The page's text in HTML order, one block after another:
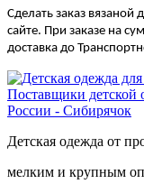
Сделать заказ
сайте. При заказе на
доставка до
Детская одежда от
мелким и крупным